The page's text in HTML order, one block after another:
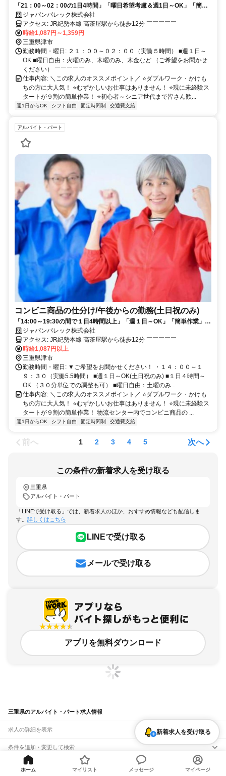
「21：00～02：00の1日4時間」「曜日希望考慮＆週1日～OK」「簡単
作業」「女性も多数活躍中」「 交通費支給」見学をしてから面接を受け
るか決めてもらってもOKです！
ジャパンパレック株式会社
アクセス: JR紀勢本線 高茶屋駅から徒歩12分 ￣￣￣￣￣
時給1,087円～1,359円
三重県津市
勤務時間・曜日: ２１：００～０２：００（実働５時間） ■週１日～
OK ■曜日自由：火曜のみ、木曜のみ、木金など （ご希望をお聞かせ
ください） ￣￣￣￣￣
仕事内容: ＼この求人のオススメポイント／ ⭐️ダブルワーク・かけも
ちの方に大人気！ ⭐️むずかしいお仕事はありません！ ⭐️現に未経験ス
タートが９割の簡単作業！ ⭐️初心者～シニア世代まで皆さん歓...
週1日からOK シフト自由 固定時間制 交通費支給
アルバイト・パート
コンビニ商品の仕分け/午後からの勤務(土日祝のみ)
「14:00～19:30の間で１日4時間以上」「週１日～OK」「簡単作業」「
交通費支給」見学をしてから面接を受けるか決めてもらってもOK！
ジャパンパレック株式会社
アクセス: JR紀勢本線 高茶屋駅から徒歩12分 ￣￣￣￣￣
時給1,087円以上
三重県津市
勤務時間・曜日: ▼ご希望をお聞かせください！ ・１４：００～１
９：３０（実働5.5時間） ■週１日～OK(土日祝のみ) ■１日４時間～
OK （３０分単位での調整も可） ■曜日自由：土曜のみ...
仕事内容: ＼この求人のオススメポイント／ ⭐️ダブルワーク・かけも
ちの方に大人気！ ⭐️むずかしいお仕事はありません！ ⭐️現に未経験ス
タートが９割の簡単作業！ 物流センター内でコンビニ商品の ...
週1日からOK シフト自由 固定時間制 交通費支給
前へ 1 2 3 4 5 次へ
この条件の新着求人を受け取る
三重県
アルバイト・パート
「LINEで受け取る」では、新着求人のほか、おすすめ情報なども配信しま
す。 詳しくはこちら
LINEで受け取る
メールで受け取る
アプリを無料ダウンロード
三重県のアルバイト・パート求人情報
求人の詳細を表示
条件を追加・変更して検索
市区町村を追加・変更
関連キーワード
新着求人を受け取る
ホーム マイリスト メッセージ マイページ